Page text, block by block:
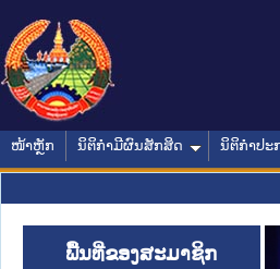
ໜ້າຫຼັກ ນິຕິກໍາມີຜົນສັກສິດ ນິຕິກໍາປະ
ພື້ນທີ່ຂອງສະມາຊິກ